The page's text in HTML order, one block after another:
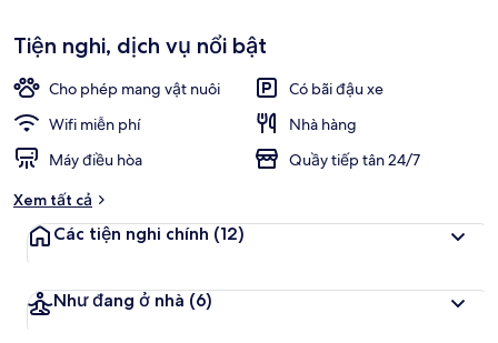
Tiện nghi, dịch vụ nổi bật
Cho phép mang vật nuôi
Có bãi đậu xe
Wifi miễn phí
Nhà hàng
Máy điều hòa
Quầy tiếp tân 24/7
Xem tất cả
Các tiện nghi chính (12)
Như đang ở nhà (6)